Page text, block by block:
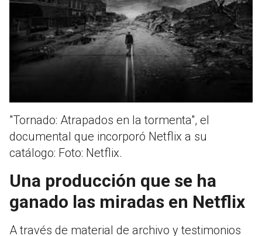
"Tornado: Atrapados en la tormenta", el
documental que incorporó Netflix a su
catálogo: Foto: Netflix.
Una producción que se ha
ganado las miradas en Netflix
A través de material de archivo y testimonios